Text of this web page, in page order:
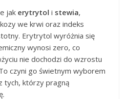
jak erytrytol i stewia,
we krwi oraz indeks
Erytrytol wyróżnia się
wynosi zero, co
nie dochodzi do wzrostu
czyni go świetnym wyborem
tych, którzy pragną